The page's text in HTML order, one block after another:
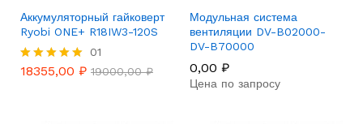
Аккумуляторный гайковерт
Ryobi ONE+ R18IW3-120S
Rated
01
18355,00 ₽ 19000,00₽
Модульная система
вентиляции DV-B02000-
DV-B70000
0,00 ₽
Цена по запросу